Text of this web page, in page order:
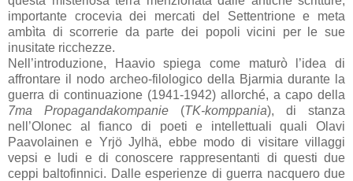
importante crocevia dei mercati del Settentrione e meta
ambìta di scorrerie da parte dei popoli vicini per le sue
inusitate ricchezze.
Nell’introduzione, Haavio spiega come maturò l’idea di
affrontare il nodo archeo-filologico della Bjarmia durante la
guerra di continuazione (1941-1942) allorché, a capo della
7ma Propagandakompanie (TK-komppania), di stanza
nell’Olonec al fianco di poeti e intellettuali quali Olavi
Paavolainen e Yrjö Jylhä, ebbe modo di visitare villaggi
vepsi e ludi e di conoscere rappresentanti di questi due
ceppi baltofinnici. Dalle esperienze di guerra nacquero due